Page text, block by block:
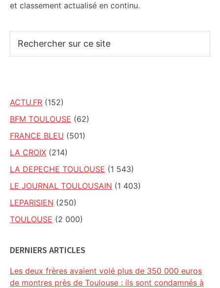
et classement actualisé en continu.
sur
ACTU.FR (152)
BFM TOULOUSE (62)
FRANCE BLEU (501)
LA CROIX (214)
LA DEPECHE TOULOUSE (1 543)
LE JOURNAL TOULOUSAIN (1 403)
LEPARISIEN (250)
TOULOUSE (2 000)
DERNIERS ARTICLES
Les deux frères avaient volé plus de 350 000 euros
de montres près de Toulouse : ils sont condamnés à